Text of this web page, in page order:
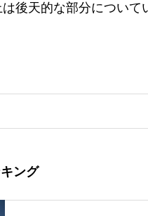
後天的な部分について
ング